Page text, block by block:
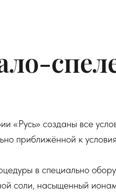
«Русь» созданы все
приближённой к
в специально
соли, насыщенный